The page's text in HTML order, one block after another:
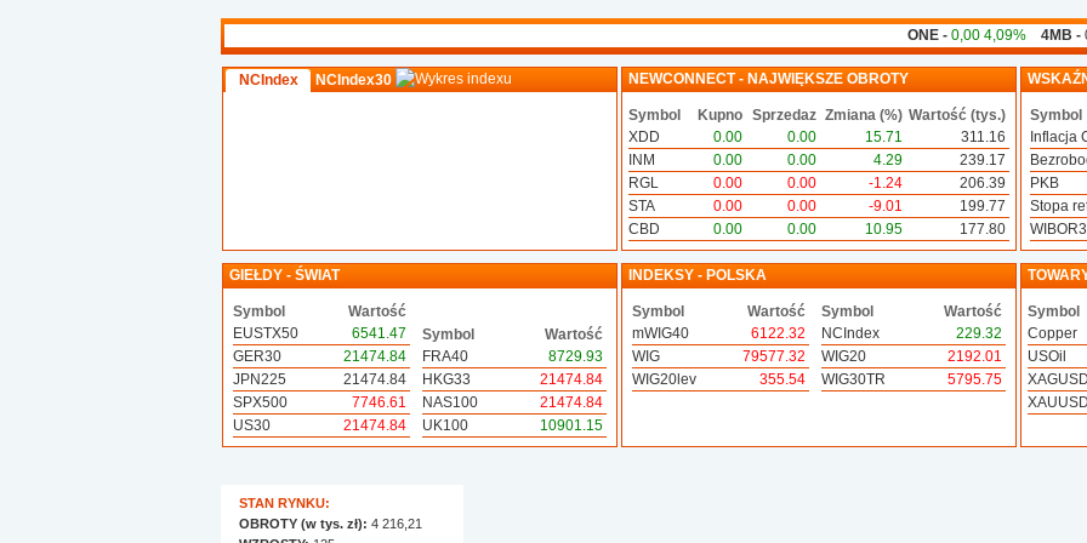
ONE - 0,00 4,09%4MB -
NCIndex NCIndex30 NEWCONNECT - NAJWIĘKSZE OBROTY
Symbol Kupno Sprzedaz Zmiana (%) Wartość (tys.)
XDD
0.00 0.00 15.71
311.16
INM
0.00 0.00 4.29
239.17
RGL
0.00 0.00 -1.24
206.39
STA
0.00 0.00 -9.01
199.77
CBD
0.00 0.00 10.95 177.80
Symbol
Inflacja
PKB
Stopa
GIEŁDY - ŚWIAT
Symbol
Wartość
EUSTX50
6541.47
GER30
21474.84
JPN225
21474.84
SPX500
7746.61
US30
21474.84
Symbol
Wartość
FRA40
8729.93
HKG33
21474.84
NAS100
21474.84
UK100
10901.15
INDEKSY - POLSKA
Symbol
Wartość
mWIG40
6122.32
WIG
79577.32
WIG20lev
355.54
Symbol
Wartość
NCIndex
229.32
WIG20
2192.01
WIG30TR
5795.75
Symbol
Copper
USOil
XAGUSD
XAUUSD
STAN RYNKU:
OBROTY (w tys. zł): 4 216,21